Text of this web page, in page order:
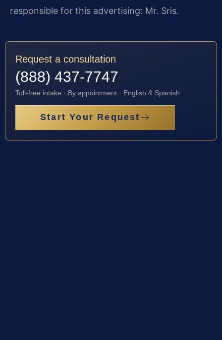
responsible for this advertising: Mr. Sris.
Request a consultation
(888) 437-7747
Toll-free intake · By appointment · English & Spanish
Start Your Request